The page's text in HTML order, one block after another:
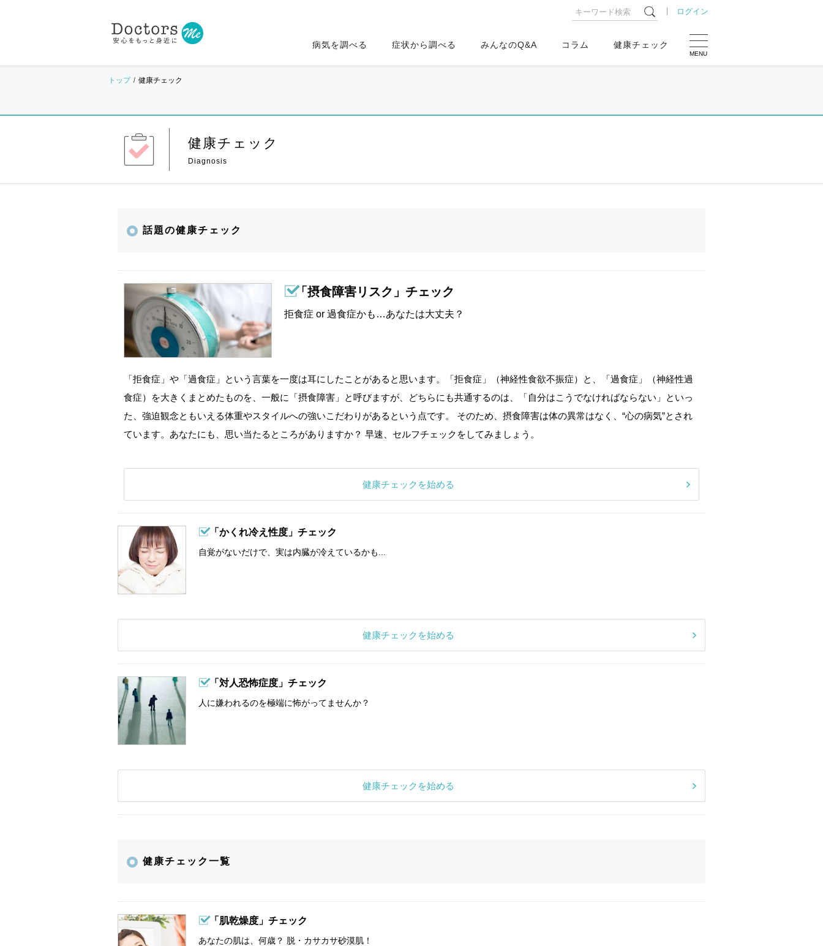
ログイン
MENU
病気を調べる 症状から調べる みんなのQ&A コラム 健康チェック
トップ 健康チェック
健康チェック
話題の健康チェック
「摂食障害リスク」チェック
拒食症 or 過食症かも…あなたは大丈夫？
「拒食症」や「過食症」という言葉を一度は耳にしたことがあると思います。「拒食症」（神経性食欲不振症）と、「過食症」（神経性過
食症）を大きくまとめたものを、一般に「摂食障害」と呼びますが、どちらにも共通するのは、「自分はこうでなければならない」といっ
た、強迫観念ともいえる体重やスタイルへの強いこだわりがあるという点です。 そのため、摂食障害は体の異常はなく、“心の病気”とされ
ています。あなたにも、思い当たるところがありますか？ 早速、セルフチェックをしてみましょう。
健康チェックを始める
「かくれ冷え性度」チェック
自覚がないだけで、実は内臓が冷えているかも...
健康チェックを始める
「対人恐怖症度」チェック
人に嫌われるのを極端に怖がってませんか？
健康チェックを始める
健康チェック一覧
「肌乾燥度」チェック
あなたの肌は、何歳？ 脱・カサカサ砂漠肌！